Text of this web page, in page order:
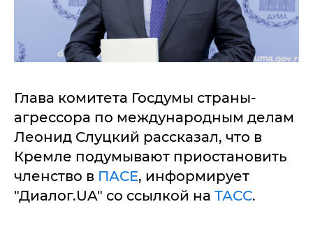
Глава комитета Госдумы страны-
агрессора по международным делам
Леонид Слуцкий рассказал, что в
Кремле подумывают приостановить
членство в ПАСЕ, информирует
"Диалог.UA" со ссылкой на ТАСС.